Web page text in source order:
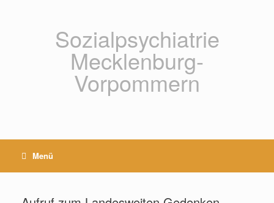
Sozialpsychiatrie
Mecklenburg-
Vorpommern
Menü